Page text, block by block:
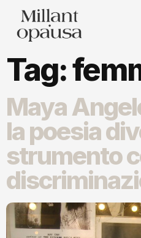
Tag:
Maya
la poesia
strumento